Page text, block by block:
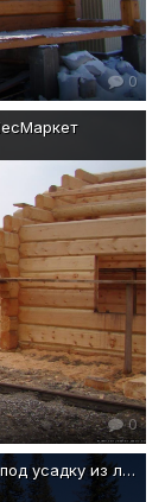
0
0
Полутораэтажный деревянный дом под усадку из лафета. Норвежский замок.